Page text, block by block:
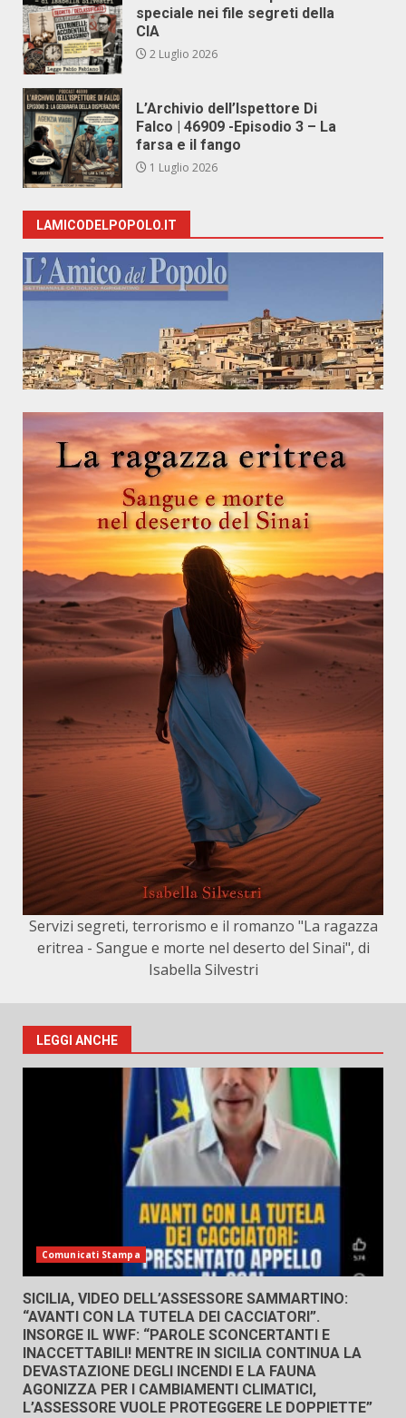
speciale nei file segreti della
CIA
2 Luglio 2026
L’Archivio dell’Ispettore Di
Falco | 46909 -Episodio 3 – La
farsa e il fango
1 Luglio 2026
LAMICODELPOPOLO.IT
Servizi segreti, terrorismo e il romanzo "La ragazza
eritrea - Sangue e morte nel deserto del Sinai", di
Isabella Silvestri
LEGGI ANCHE
Comunicati Stampa
SICILIA, VIDEO DELL’ASSESSORE SAMMARTINO:
“AVANTI CON LA TUTELA DEI CACCIATORI”.
INSORGE IL WWF: “PAROLE SCONCERTANTI E
INACCETTABILI! MENTRE IN SICILIA CONTINUA LA
DEVASTAZIONE DEGLI INCENDI E LA FAUNA
AGONIZZA PER I CAMBIAMENTI CLIMATICI,
L’ASSESSORE VUOLE PROTEGGERE LE DOPPIETTE”